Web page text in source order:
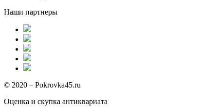
Наши партнеры
© 2020 – Pokrovka45.ru
Оценка и скупка антиквариата